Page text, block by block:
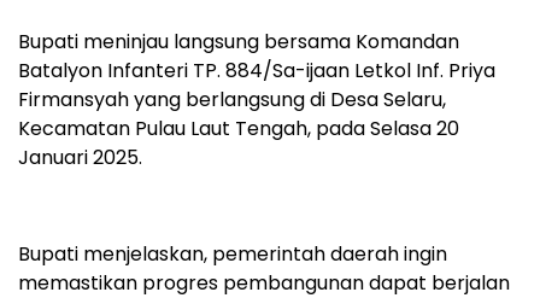
Bupati meninjau langsung bersama Komandan
Batalyon Infanteri TP. 884/Sa-ijaan Letkol Inf. Priya
Firmansyah yang berlangsung di Desa Selaru,
Kecamatan Pulau Laut Tengah, pada Selasa 20
Januari 2025.
Bupati menjelaskan, pemerintah daerah ingin
memastikan progres pembangunan dapat berjalan